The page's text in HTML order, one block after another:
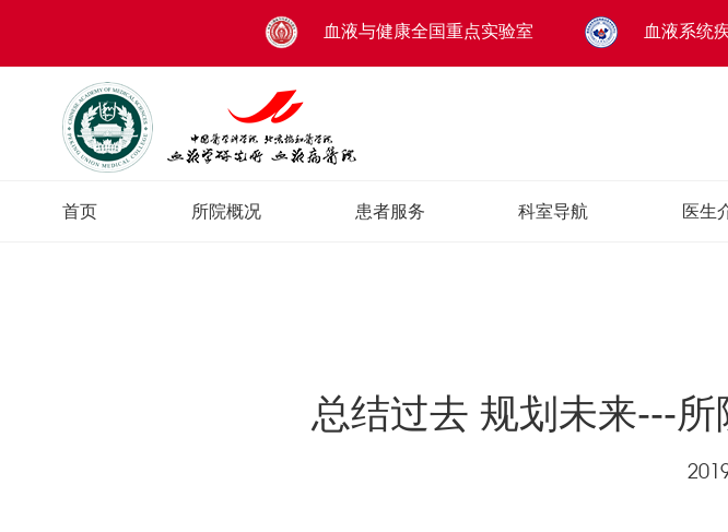
血液与健康全国重点实验室 血液系统
首页 所院概况 患者服务 科室导航 医生
总结过去 规划未来---